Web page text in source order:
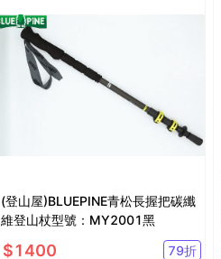
(登山屋)BLUEPINE青松長握把碳纖
維登山杖型號：MY2001黑
$1400 79折